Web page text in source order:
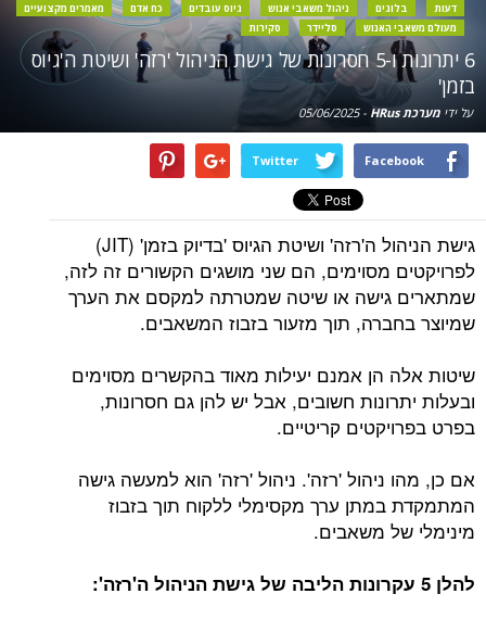
דעות בלוגים ניהול משאבי אנוש גיוס עובדים כח אדם
מאמרים מקצועיים
מעולם משאבי האנוש
סליידר סקירות
6 יתרונות ו-5 חסרונות של גישת הניהול 'רזה' ושיטת ה'גיוס
בזמן'
על ידי מערכת HRus -
05/06/2025
Facebook
Twitter
גישת הניהול ה'רזה' ושיטת הגיוס 'בדיוק בזמן' (JIT)
לפרויקטים מסוימים, הם שני מושגים הקשורים זה לזה,
שמתארים גישה או שיטה שמטרתה למקסם את הערך
שמיוצר בחברה, תוך מזעור בזבוז המשאבים.
שיטות אלה הן אמנם יעילות מאוד בהקשרים מסוימים
ובעלות יתרונות חשובים, אבל יש להן גם חסרונות,
בפרט בפרויקטים קריטיים.
אם כן, מהו ניהול 'רזה'. ניהול 'רזה' הוא למעשה גישה
המתמקדת במתן ערך מקסימלי ללקוח תוך בזבוז
מינימלי של משאבים.
להלן 5 עקרונות הליבה של גישת הניהול ה'רזה':